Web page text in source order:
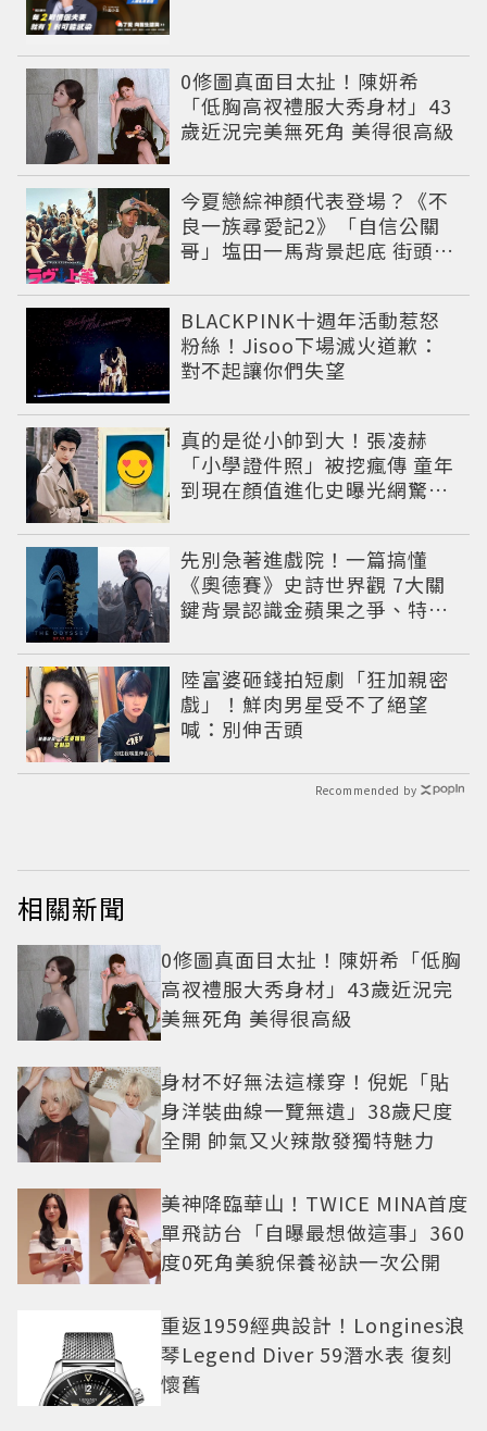
0修圖真面目太扯！陳妍希
「低胸高衩禮服大秀身材」43
歲近況完美無死角 美得很高級
今夏戀綜神顏代表登場？《不
良一族尋愛記2》「自信公關
哥」塩田一馬背景起底 街頭辣
BLACKPINK十週年活動惹怒
粉絲！Jisoo下場滅火道歉：
對不起讓你們失望
真的是從小帥到大！張凌赫
「小學證件照」被挖瘋傳 童年
到現在顏值進化史曝光網驚：
先別急著進戲院！一篇搞懂
《奧德賽》史詩世界觀 7大關
鍵背景認識金蘋果之爭、特洛
陸富婆砸錢拍短劇「狂加親密
戲」！鮮肉男星受不了絕望
喊：別伸舌頭
Recommended by
相關新聞
0修圖真面目太扯！陳妍希「低胸
高衩禮服大秀身材」43歲近況完
美無死角 美得很高級
身材不好無法這樣穿！倪妮「貼
身洋裝曲線一覽無遺」38歲尺度
全開 帥氣又火辣散發獨特魅力
美神降臨華山！TWICE MINA首度
單飛訪台「自曝最想做這事」360
度0死角美貌保養祕訣一次公開
重返1959經典設計！Longines浪
琴Legend Diver 59潛水表 復刻
懷舊